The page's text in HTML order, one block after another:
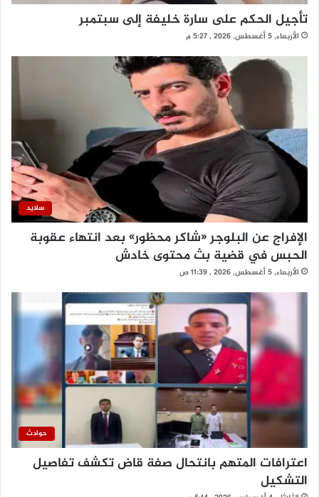
تأجيل الحكم على سارة خليفة إلى سبتمبر
الأربعاء, 5 أغسطس, 2026 , 5:27 م
سلايد
الإفراج عن البلوجر «شاكر محظور» بعد انتهاء عقوبة
الحبس في قضية بث محتوى خادش
الأربعاء, 5 أغسطس, 2026 , 11:39 ص
حوادث
اعترافات المتهم بانتحال صفة قاض تكشف تفاصيل
التشكيل